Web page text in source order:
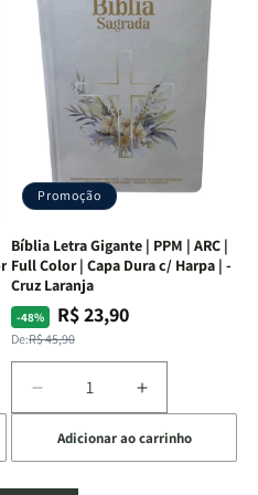
Livro
por
Livro
um
panorama
completo
dos
66
da
Bíblia
Equipe
teológica
Penkal
Livro
-
um
panorama
completo
dos
da
Bíblia
Penkal
Promoção
Bíblia Letra Gigante | PPM | ARC |
Full Color | Capa Dura c/ Harpa | -
Cruz Laranja
-48%
Preço
normal
De:R$ 45,90
Preço
promocional
R$ 23,90
Diminuir
a
quantidade
de
Bíblia
Aumentar
a
quantidade
de
Adicionar ao carrinho